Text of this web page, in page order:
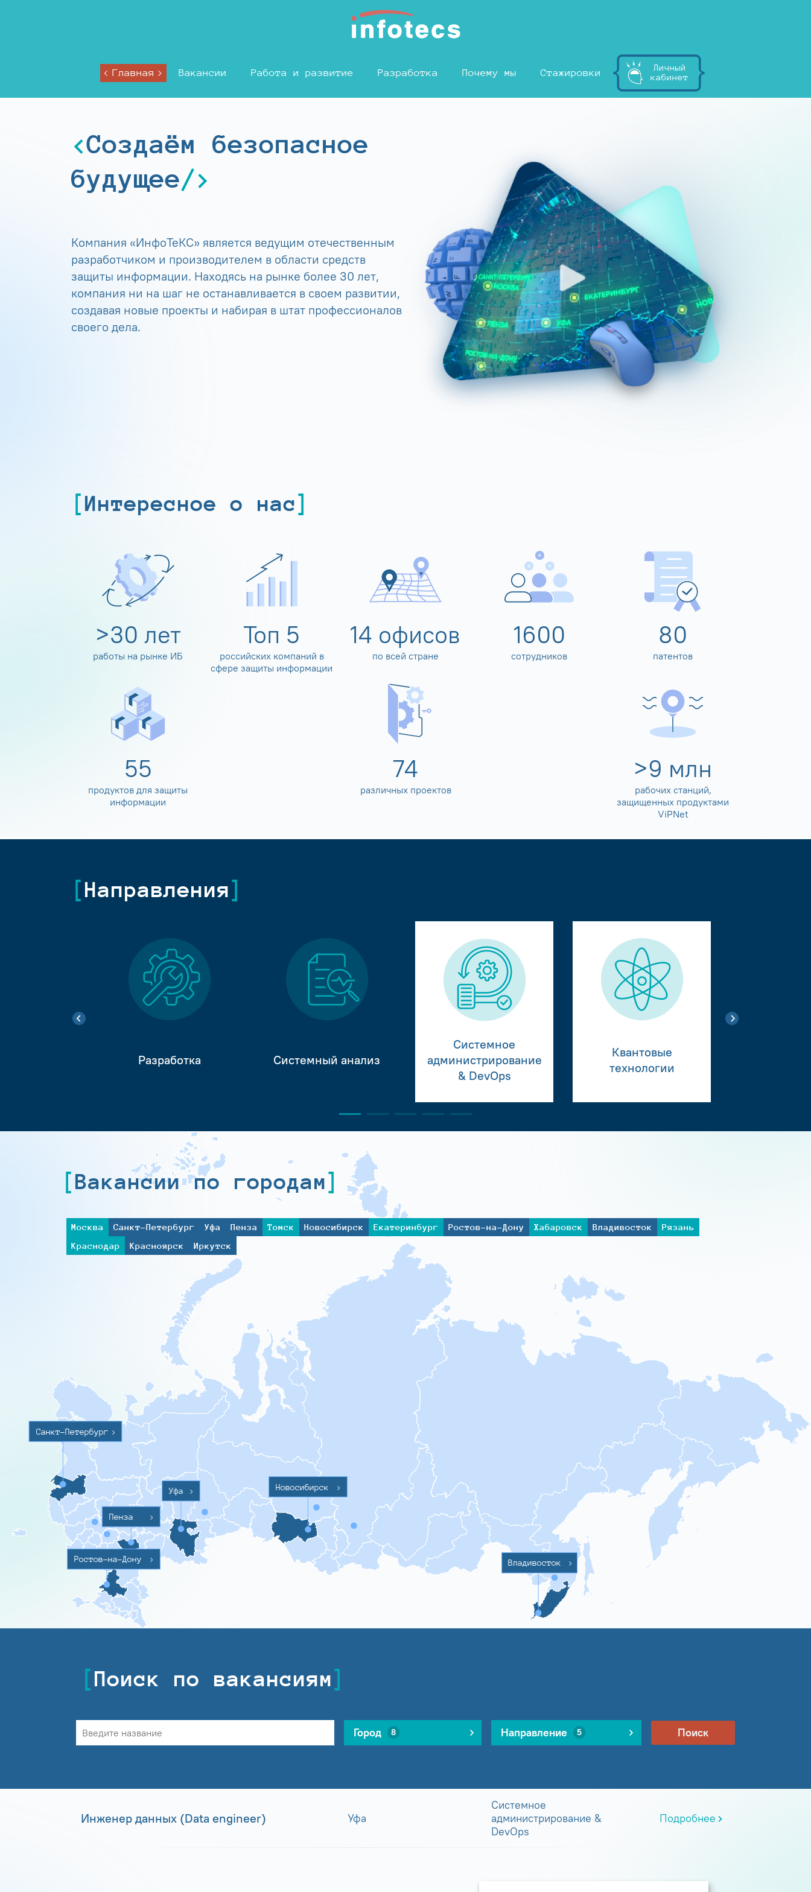
Главная Вакансии Работа и развитие Разработка Почему мы Стажировки
Личный
кабинет
Создаём безопасное
будущее
Компания «ИнфоТеКС» является ведущим отечественным
разработчиком и производителем в области средств
защиты информации. Находясь на рынке более 30 лет,
компания ни на шаг не останавливается в своем развитии,
создавая новые проекты и набирая в штат профессионалов
своего дела.
Интересное о нас
>30 лет
работы на рынке ИБ
Топ 5
российских компаний в
сфере защиты информации
14 офисов
по всей стране
1600
сотрудников
80
патентов
60
продуктов для защиты
информации
80
различных проектов
>10 млн
рабочих станций,
защищенных продуктами
ViPNet
Направления
Разработка Системный анализ
Системное
администрирование
& DevOps
Квантовые
технологии
Вакансии по городам
Москва Санкт-Петербург Уфа Пенза Томск Новосибирск Екатеринбург Ростов-на-Дону Хабаровск Владивосток
Рязань
Краснодар
Красноярск Иркутск
Санкт-Петербург >
Ростов-на-Дону >
Пенза >
Уфа > Новосибирск >
Владивосток >
Поиск по вакансиям
Город 8 Направление 5 Поиск
Инженер данных (Data engineer) Уфа
Системное
администрирование &
DevOps
Подробнее